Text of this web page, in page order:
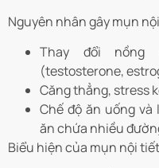
Nguyên nhân gây mụn
Thay đổi nồng
(testosterone,
Căng thẳng, stress
Chế độ ăn uống
ăn chứa nhiều
Biểu hiện của mụn nội